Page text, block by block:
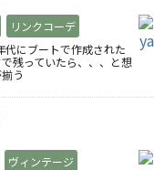
リンクコーデ
代にブートで作成された
残っていたら、、、と想
う
ヴィンテージ